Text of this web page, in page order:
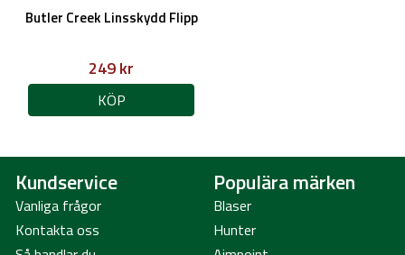
Butler Creek Linsskydd Flipp
249 kr
KÖP
Kundservice
Vanliga frågor
Kontakta oss
Populära märken
Blaser
Hunter